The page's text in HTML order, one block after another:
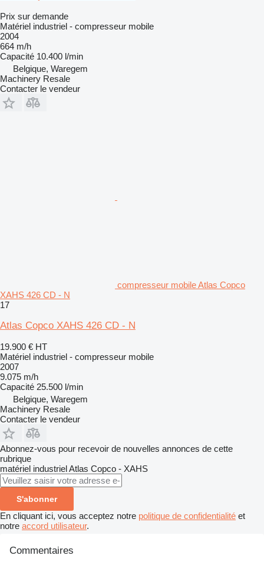
Prix sur demande
Matériel industriel - compresseur mobile
2004
664 m/h
Capacité 10.400 l/min
Belgique, Waregem
Machinery Resale
Contacter le vendeur
compresseur mobile Atlas Copco
XAHS 426 CD - N
17
Atlas Copco XAHS 426 CD - N
19.900 € HT
Matériel industriel - compresseur mobile
2007
9.075 m/h
Capacité 25.500 l/min
Belgique, Waregem
Machinery Resale
Contacter le vendeur
Abonnez-vous pour recevoir de nouvelles annonces de cette
rubrique
matériel industrielAtlas Copco - XAHS
S'abonner
En cliquant ici, vous acceptez notre politique de confidentialité et
notre accord utilisateur.
Commentaires